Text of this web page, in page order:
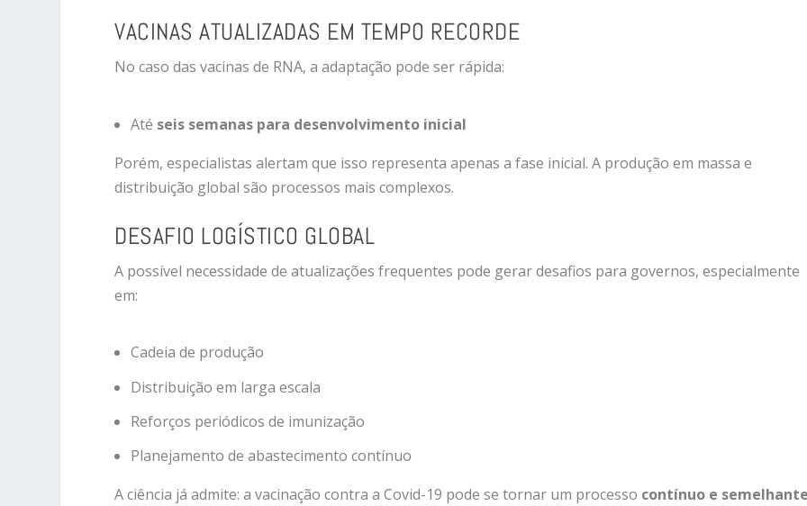
VACINAS ATUALIZADAS EM TEMPO RECORDE
No caso das vacinas de RNA, a adaptação pode ser rápida:
Até seis semanas para desenvolvimento inicial
Porém, especialistas alertam que isso representa apenas a fase inicial. A produção em massa e
distribuição global são processos mais complexos.
DESAFIO LOGÍSTICO GLOBAL
A possível necessidade de atualizações frequentes pode gerar desafios para governos, especialmente
em:
Cadeia de produção
Distribuição em larga escala
Reforços periódicos de imunização
Planejamento de abastecimento contínuo
A ciência já admite: a vacinação contra a Covid-19 pode se tornar um processo contínuo e